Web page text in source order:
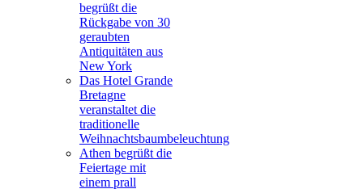
begrüßt die
Rückgabe von 30
geraubten
Antiquitäten aus
New York
Das Hotel Grande
Bretagne
veranstaltet die
traditionelle
Weihnachtsbaumbeleuchtung
Athen begrüßt die
Feiertage mit
einem prall